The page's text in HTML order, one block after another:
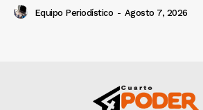
Equipo Periodístico - Agosto 7, 2026